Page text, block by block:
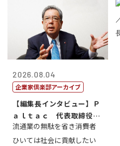
2026.08.04
企業家倶楽部アーカイブ
【編集長インタビュー】Ｐ
ａｌｔａｃ 代表取締役会
長三木田國夫
流通業の無駄を省き消費者
ひいては社会に貢献したい